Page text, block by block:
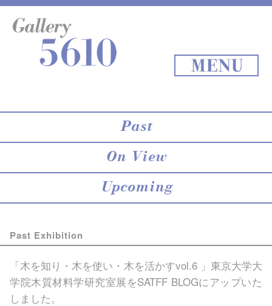
MENU
Exhibition
About 5610
Archives
Map
online store
Staff Blog
Past
On View
Upcoming
Past Exhibition
「木を知り・木を使い・木を活かすvol.6 」東京大学大
学院木質材料学研究室展をSATFF BLOGにアップいた
しました。